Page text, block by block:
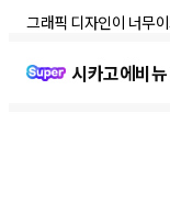
그래픽 디자인이 너무
시카고에비